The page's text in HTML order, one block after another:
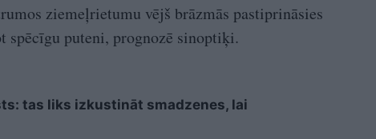
ziemeļrietumu vējš brāzmās pastiprināsies
spēcīgu puteni, prognozē sinoptiķi.
tas liks izkustināt smadzenes, lai